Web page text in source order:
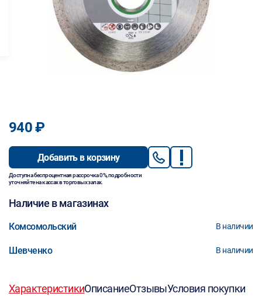
940 ₽
Добавить в корзину
Доступна беспроцентная рассрочка 0%, подробности
уточняйте на кассах в торговых залах.
Наличие в магазинах
Комсомольский В наличии
Шевченко В наличии
ХарактеристикиОписаниеОтзывыУсловия покупки